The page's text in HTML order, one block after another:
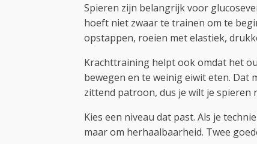
Spieren zijn belangrijk voor
hoeft niet zwaar te trainen om te
opstappen, roeien met elastiek,
Krachttraining helpt ook omdat het
bewegen en te weinig eiwit eten. Dat
zittend patroon, dus je wilt je spieren
Kies een niveau dat past. Als je
maar om herhaalbaarheid. Twee